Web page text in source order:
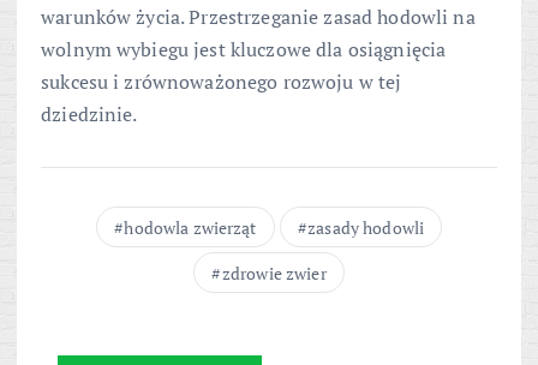
warunków życia. Przestrzeganie zasad hodowli na
wolnym wybiegu jest kluczowe dla osiągnięcia
sukcesu i zrównoważonego rozwoju w tej
dziedzinie.
hodowla zwierząt
zasady hodowli
zdrowie zwier